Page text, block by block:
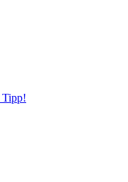
Tipp!